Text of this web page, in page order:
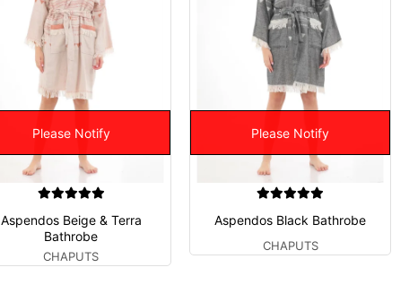
Please Notify
Aspendos Beige & Terra
Bathrobe
CHAPUTS
Please Notify
Aspendos Black Bathrobe
CHAPUTS